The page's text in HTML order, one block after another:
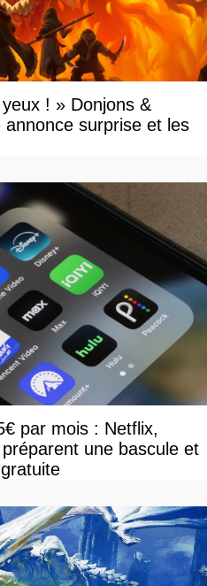
! » Donjons &
surprise et les
par mois : Netflix,
une bascule et